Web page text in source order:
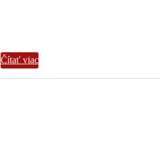
Čítať viac